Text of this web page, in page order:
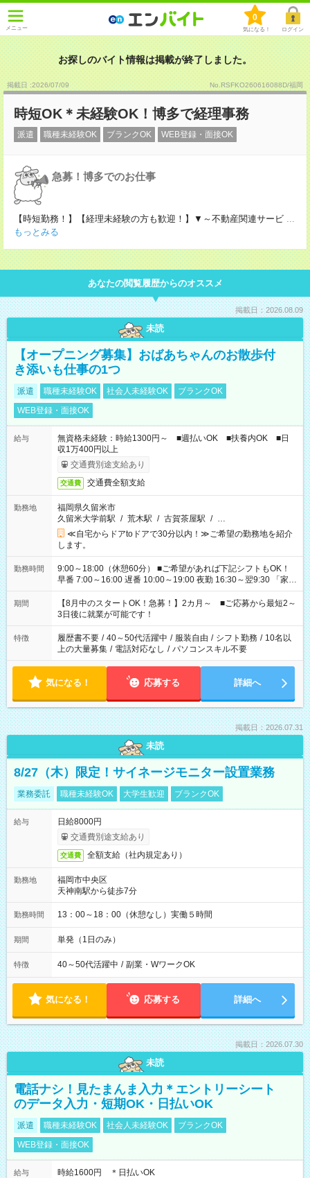
メニュー
0
気になる！ ログイン
お探しのバイト情報は掲載が終了しました。
掲載日 :2026/07/09 No.RSFKO260616088D/福岡
時短OK＊未経験OK！博多で経理事務
派遣 職種未経験OK ブランクOK WEB登録・面接OK
急募！博多でのお仕事
【時短勤務！】【経理未経験の方も歓迎！】▼～不動産関連サービ ...
もっとみる
あなたの閲覧履歴からのオススメ
掲載日：2026.08.09
未読
【オープニング募集】おばあちゃんのお散歩付
き添いも仕事の1つ
派遣 職種未経験OK 社会人未経験OK
ブランクOK
WEB登録・面接OK
給与
無資格未経験：時給1300円～ ■週払いOK ■扶養内OK ■日
収1万400円以上
交通費別途支給あり
交通費 交通費全額支給
勤務地
福岡県久留米市
久留米大学前駅 / 荒木駅 / 古賀茶屋駅 / …
≪自宅からドアtoドアで30分以内！≫ご希望の勤務地を紹介
します。
勤務時間
9:00～18:00（休憩60分） ■ご希望があれば下記シフトもOK！
早番 7:00～16:00 遅番 10:00～19:00 夜勤 16:30～翌9:30 「家族
と休みを合わせたい」 「余裕を持って夕飯の準備がしたい」
「できれば残業はしたくない」 など、ご希望を教えてください
ね。 ※Wワーク希望の方へ 今ご覧のお仕事で希望する勤務時間
と、もう1つのお仕事の勤務時間。 合計で週40時間を超える場
合は応募できません。
期間
【8月中のスタートOK！急募！】2カ月～ ■ご応募から最短2～
3日後に就業が可能です！
特徴 履歴書不要 / 40～50代活躍中 / 服装自由 / シフト勤務 / 10名以
上の大量募集 / 電話対応なし / パソコンスキル不要
気になる！ 応募する 詳細へ
掲載日：2026.07.31
未読
8/27（木）限定！サイネージモニター設置業務
業務委託 職種未経験OK 大学生歓迎 ブランクOK
給与
日給8000円
交通費別途支給あり
交通費 全額支給（社内規定あり）
勤務地
福岡市中央区
天神南駅から徒歩7分
勤務時間 13：00～18：00（休憩なし）実働５時間
期間 単発（1日のみ）
特徴 40～50代活躍中 / 副業・WワークOK
気になる！ 応募する 詳細へ
掲載日：2026.07.30
未読
電話ナシ！見たまんま入力＊エントリーシート
のデータ入力・短期OK・日払いOK
派遣 職種未経験OK 社会人未経験OK
ブランクOK
WEB登録・面接OK
給与
時給1600円 ＊日払いOK